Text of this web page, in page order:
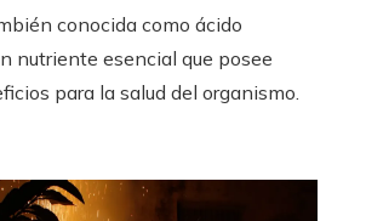
conocida como ácido
nutriente esencial que posee
para la salud del organismo.